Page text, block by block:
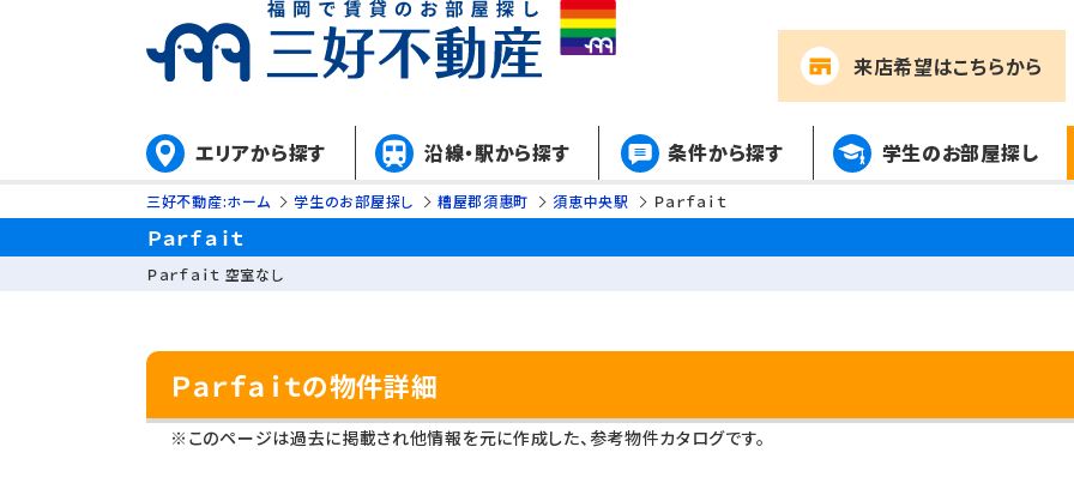
来店希望はこちらから
エリアから探す 沿線・駅から探す 条件から探す 学生のお部屋探し
三好不動産:ホーム 学生のお部屋探し 糟屋郡須惠町 須恵中央駅 Ｐａｒｆａｉｔ
Ｐａｒｆａｉｔ
Ｐａｒｆａｉｔ 空室なし
Ｐａｒｆａｉｔの物件詳細
※このページは過去に掲載され他情報を元に作成した、参考物件カタログです。